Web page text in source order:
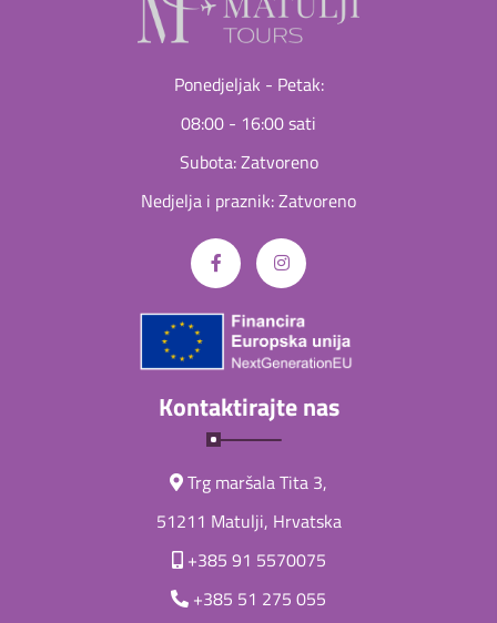
Ponedjeljak - Petak:
08:00 - 16:00 sati
Subota: Zatvoreno
Nedjelja i praznik: Zatvoreno
Kontaktirajte nas
Trg maršala Tita 3,
51211 Matulji, Hrvatska
+385 91 5570075
+385 51 275 055